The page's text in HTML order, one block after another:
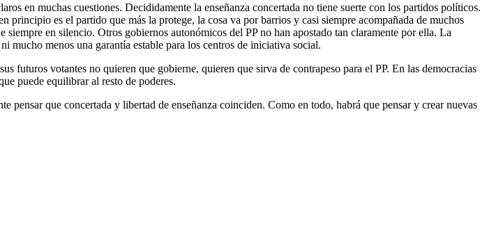
en muchas cuestiones. Decididamente la enseñanza concertada no tiene suerte con los partidos políticos.
es el partido que más la protege, la cosa va por barrios y casi siempre acompañada de muchos
en silencio. Otros gobiernos autonómicos del PP no han apostado tan claramente por ella. La
menos una garantía estable para los centros de iniciativa social.
futuros votantes no quieren que gobierne, quieren que sirva de contrapeso para el PP. En las democracias
puede equilibrar al resto de poderes.
pensar que concertada y libertad de enseñanza coinciden. Como en todo, habrá que pensar y crear nuevas